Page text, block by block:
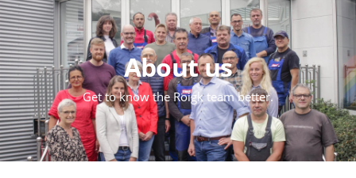
About us
Get to know the Roigk team better.